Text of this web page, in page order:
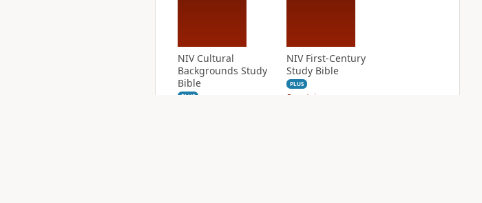
NIV Cultural
Backgrounds Study
Bible
PLUS
NIV First-Century
Study Bible
PLUS
8 entries